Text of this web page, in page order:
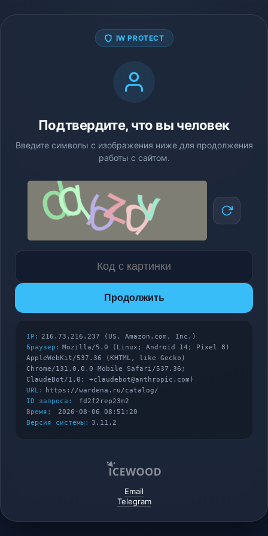
IW PROTECT
Подтвердите, что вы человек
Введите символы с изображения ниже для продолжения
работы с сайтом.
Продолжить
IP: 216.73.216.237 (US, Amazon.com, Inc.)
Браузер: Mozilla/5.0 (Linux; Android 14; Pixel 8)
AppleWebKit/537.36 (KHTML, like Gecko)
Chrome/131.0.0.0 Mobile Safari/537.36;
ClaudeBot/1.0; +claudebot@anthropic.com)
URL:
https://wardena.ru/catalog/
ID запроса:
fd2f2rep23m2
Время:
2026-08-06 08:51:20
Версия системы: 3.11.2
Email
Telegram